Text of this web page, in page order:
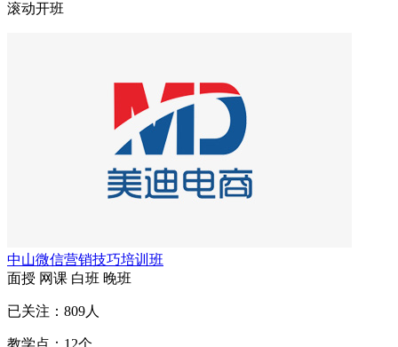
滚动开班
中山微信营销技巧培训班
面授 网课 白班 晚班
已关注： 809人